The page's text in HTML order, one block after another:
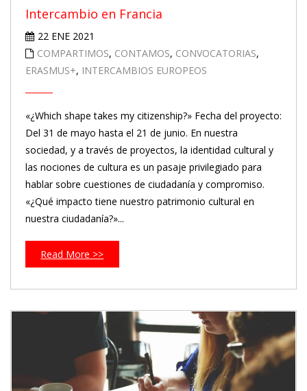
Intercambio en Francia
22 ENE 2021
COMPARTIMOS, CONTAMOS, CONVOCATORIAS,
ERASMUS+, INTERCAMBIOS EUROPEOS
«¿Which shape takes my citizenship?» Fecha del proyecto:
Del 31 de mayo hasta el 21 de junio. En nuestra
sociedad, y a través de proyectos, la identidad cultural y
las nociones de cultura es un pasaje privilegiado para
hablar sobre cuestiones de ciudadanía y compromiso.
«¿Qué impacto tiene nuestro patrimonio cultural en
nuestra ciudadanía?»...
Read More >>